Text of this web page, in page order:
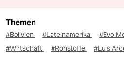
Themen
#Bolivien #Lateinamerika #Evo
#Wirtschaft
#Rohstoffe #Luis